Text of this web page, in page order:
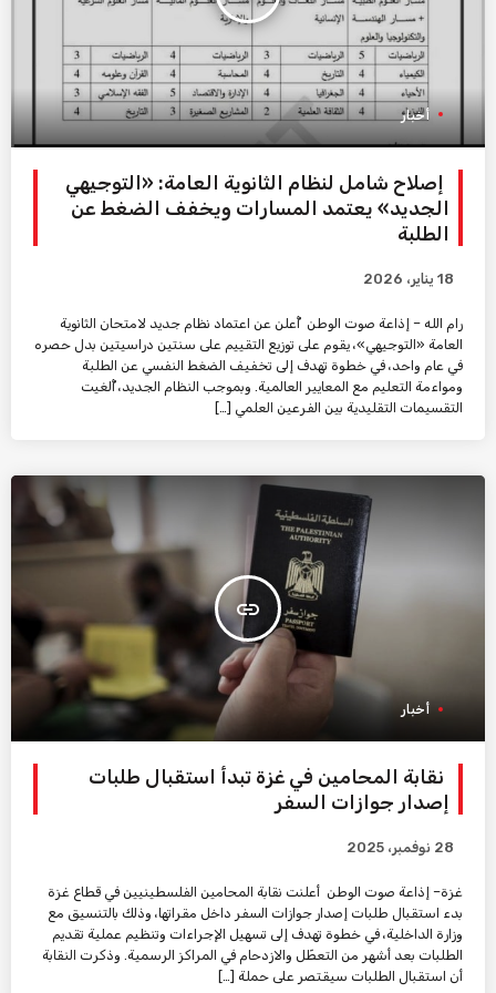
أخبار
إصلاح شامل لنظام الثانوية العامة: «التوجيهي
الجديد» يعتمد المسارات ويخفف الضغط عن
الطلبة
18 يناير، 2026
رام الله – إذاعة صوت الوطن أُعلن عن اعتماد نظام جديد لامتحان الثانوية
العامة «التوجيهي»، يقوم على توزيع التقييم على سنتين دراسيتين بدل حصره
في عام واحد، في خطوة تهدف إلى تخفيف الضغط النفسي عن الطلبة
ومواءمة التعليم مع المعايير العالمية. وبموجب النظام الجديد، أُلغيت
التقسيمات التقليدية بين الفرعين العلمي […]
insert_link
أخبار
نقابة المحامين في غزة تبدأ استقبال طلبات
إصدار جوازات السفر
28 نوفمبر، 2025
غزة– إذاعة صوت الوطن أعلنت نقابة المحامين الفلسطينيين في قطاع غزة
بدء استقبال طلبات إصدار جوازات السفر داخل مقراتها، وذلك بالتنسيق مع
وزارة الداخلية، في خطوة تهدف إلى تسهيل الإجراءات وتنظيم عملية تقديم
الطلبات بعد أشهر من التعطّل والازدحام في المراكز الرسمية. وذكرت النقابة
أن استقبال الطلبات سيقتصر على حملة […]